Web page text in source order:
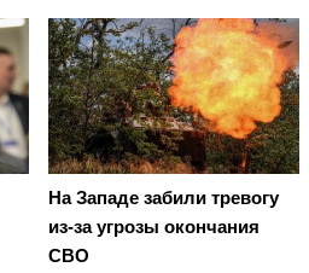
На Западе забили тревогу
из-за угрозы окончания
СВО